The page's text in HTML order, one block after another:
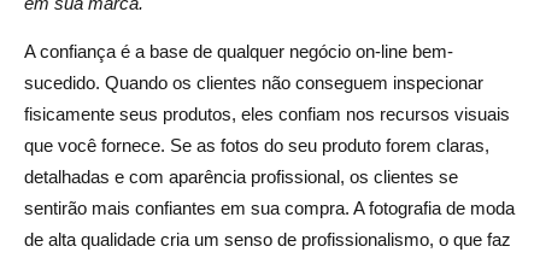
A confiança é a base de qualquer negócio on-line bem-
sucedido. Quando os clientes não conseguem inspecionar
fisicamente seus produtos, eles confiam nos recursos visuais
que você fornece. Se as fotos do seu produto forem claras,
detalhadas e com aparência profissional, os clientes se
sentirão mais confiantes em sua compra. A fotografia de moda
de alta qualidade cria um senso de profissionalismo, o que faz